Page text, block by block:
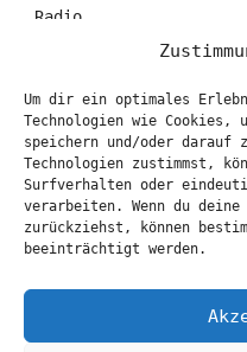
Um dir ein optimales
Technologien wie Cookies,
speichern und/oder darauf
Technologien zustimmst,
Surfverhalten oder
verarbeiten. Wenn du
zurückziehst, können
beeinträchtigt werden.
Radio
Theater
KONTAKT & BOOKING
info@marionbrasch.de